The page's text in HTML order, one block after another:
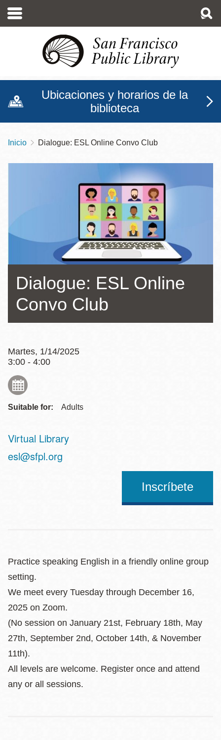
contenido
Ubicaciones y horarios de la
biblioteca
Sobrescribir
enlaces
la
navegación
Inicio Dialogue: ESL Online Convo Club
Dialogue: ESL Online
Convo Club
Martes, 1/14/2025
3:00 - 4:00
Suitable for: Adults
Virtual Library
Address
esl@sfpl.org
Inscríbete
Practice speaking English in a friendly online group
setting.
We meet every Tuesday through December 16,
2025 on Zoom.
(No session on January 21st, February 18th, May
27th, September 2nd, October 14th, & November
11th).
All levels are welcome. Register once and attend
any or all sessions.